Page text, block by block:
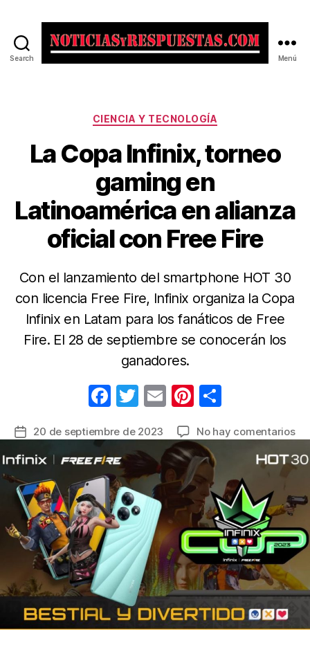
Search Menú
Categorías
CIENCIA Y TECNOLOGÍA
La Copa Infinix, torneo
gaming en
Latinoamérica en alianza
oficial con Free Fire
Con el lanzamiento del smartphone HOT 30
con licencia Free Fire, Infinix organiza la Copa
Infinix en Latam para los fanáticos de Free
Fire. El 28 de septiembre se conocerán los
ganadores.
F
c
e
b
o
o
k
T
itt
er
E
ail
Pi
er
e
st
m
ar
tir
Fecha
la
entrada
20 de septiembre de 2023 No hay comentariosen
en